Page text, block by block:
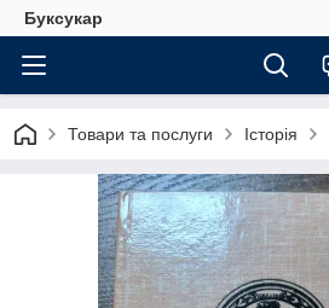
Буксукар
Товари та послуги Історія